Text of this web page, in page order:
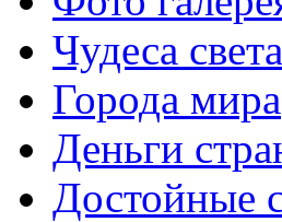
Чудеса света
Города мира
Деньги
Достойные